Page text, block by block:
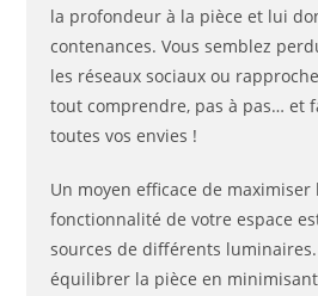
la profondeur à la pièce et lui
contenances. Vous semblez
les réseaux sociaux ou
tout comprendre, pas à pas… et
toutes vos envies !
Un moyen efficace de maximiser
fonctionnalité de votre espace
sources de différents
équilibrer la pièce en